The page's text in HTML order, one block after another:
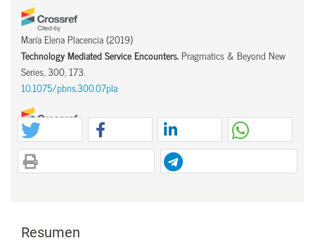
María Elena Placencia(2019)
Technology Mediated Service Encounters. Pragmatics & Beyond New
Series, 300, 173.
10.1075/pbns.300.07pla
Danú A. Fabre Platas, Carmen Egea Jiménez(2015)
Los espacios de intercambio. Los tianguis de Páztcuaro (Michoacán,
México), entre la tradición y las estrategias de supervivencia.
Resumen